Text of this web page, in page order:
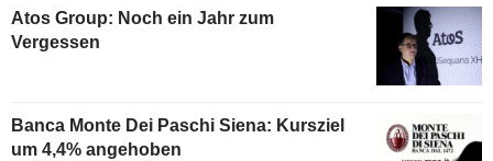
Atos Group: Noch ein Jahr zum
Vergessen
Banca Monte Dei Paschi Siena: Kursziel
um 4,4% angehoben